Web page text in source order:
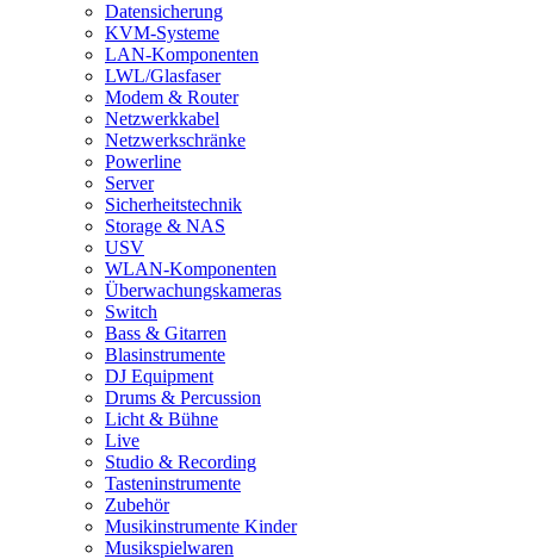
Datensicherung
KVM-Systeme
LAN-Komponenten
LWL/Glasfaser
Modem & Router
Netzwerkkabel
Netzwerkschränke
Powerline
Server
Sicherheitstechnik
Storage & NAS
USV
WLAN-Komponenten
Überwachungskameras
Switch
Bass & Gitarren
Blasinstrumente
DJ Equipment
Drums & Percussion
Licht & Bühne
Live
Studio & Recording
Tasteninstrumente
Zubehör
Musikinstrumente Kinder
Musikspielwaren